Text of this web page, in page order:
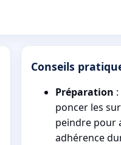
Conseils
Préparation
poncer les
peindre pour
adhérence